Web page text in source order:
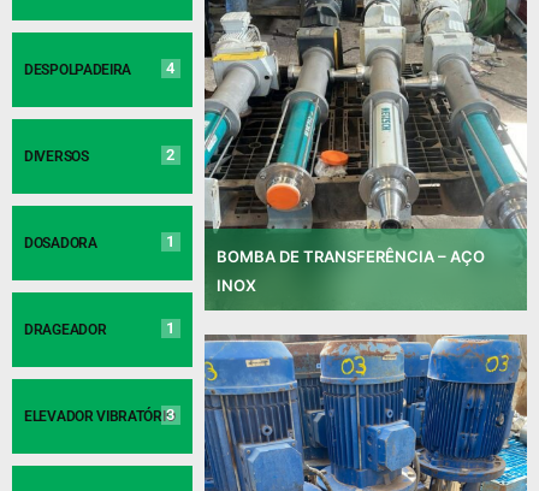
DESPOLPADEIRA 4
DIVERSOS 2
DOSADORA 1
DRAGEADOR 1
ELEVADOR VIBRATÓRIO
3
BOMBA DE TRANSFERÊNCIA – AÇO
INOX